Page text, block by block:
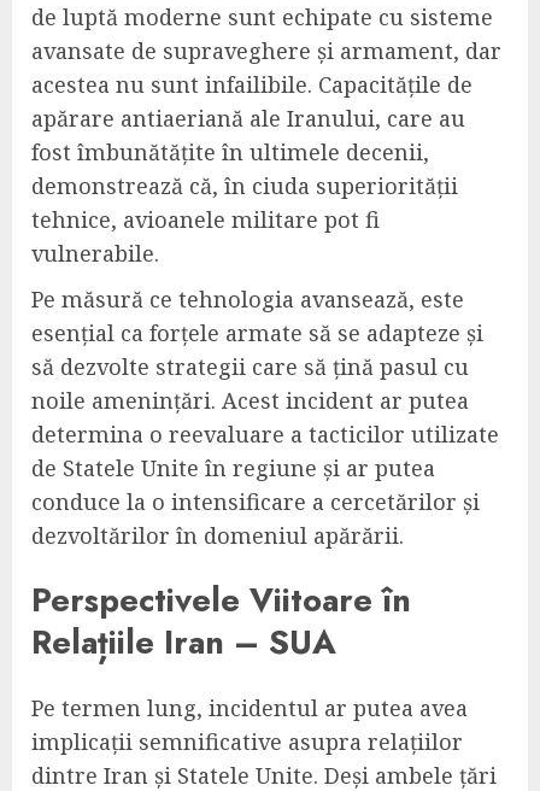
de luptă moderne sunt echipate cu sisteme
avansate de supraveghere și armament, dar
acestea nu sunt infailibile. Capacitățile de
apărare antiaeriană ale Iranului, care au
fost îmbunătățite în ultimele decenii,
demonstrează că, în ciuda superiorității
tehnice, avioanele militare pot fi
vulnerabile.
Pe măsură ce tehnologia avansează, este
esențial ca forțele armate să se adapteze și
să dezvolte strategii care să țină pasul cu
noile amenințări. Acest incident ar putea
determina o reevaluare a tacticilor utilizate
de Statele Unite în regiune și ar putea
conduce la o intensificare a cercetărilor și
dezvoltărilor în domeniul apărării.
Perspectivele Viitoare în
Relațiile Iran – SUA
Pe termen lung, incidentul ar putea avea
implicații semnificative asupra relațiilor
dintre Iran și Statele Unite. Deși ambele țări